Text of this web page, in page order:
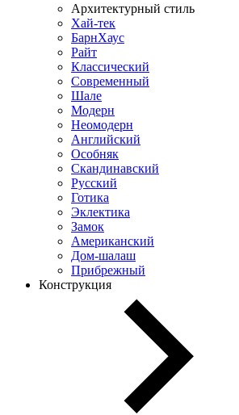
Архитектурный стиль
Хай-тек
БарнХаус
Райт
Классический
Современный
Шале
Модерн
Неомодерн
Английский
Особняк
Скандинавский
Русский
Готика
Эклектика
Замок
Американский
Дом-шалаш
Прибрежный
Конструкция